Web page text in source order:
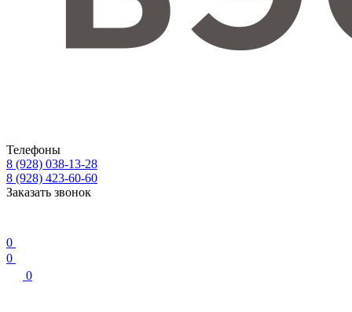
Телефоны
8 (928) 038-13-28
8 (928) 423-60-60
Заказать звонок
0
0
0